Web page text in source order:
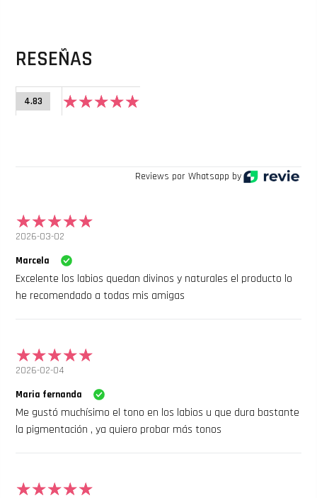
RESEÑAS
4.83
Reviews por Whatsapp by
2026-03-02
Marcela
Excelente los labios quedan divinos y naturales el producto lo
he recomendado a todas mis amigas
2026-02-04
Maria fernanda
Me gustó muchísimo el tono en los labios u que dura bastante
la pigmentación , ya quiero probar más tonos